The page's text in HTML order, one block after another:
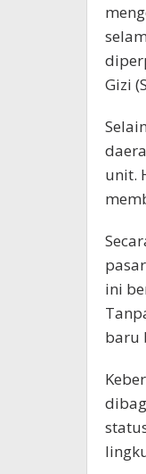
Gizi
unit.
ini
baru